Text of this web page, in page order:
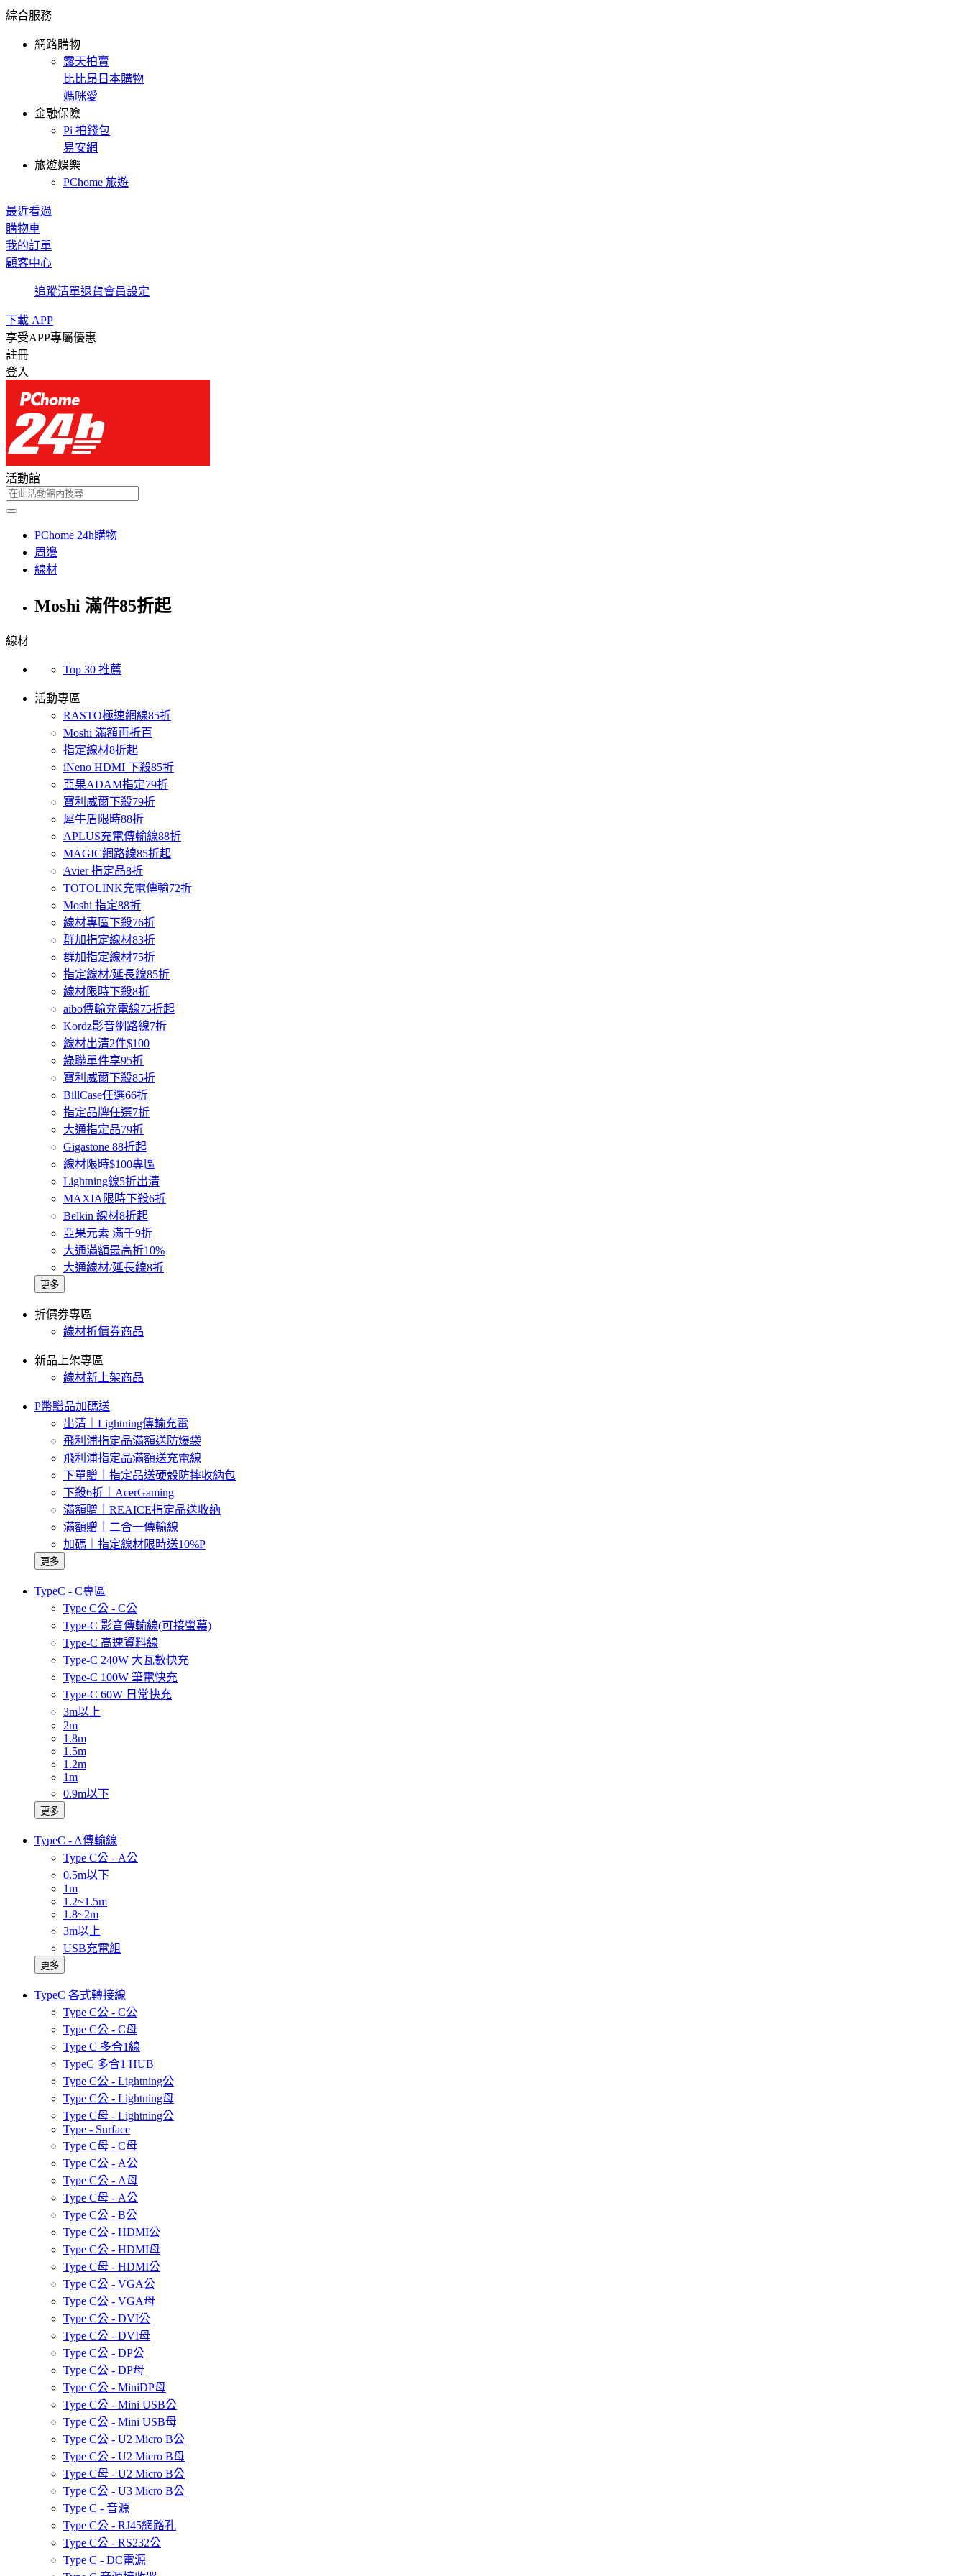
綜合服務
網路購物
露天拍賣
比比昂日本購物
媽咪愛
金融保險
Pi 拍錢包
易安網
旅遊娛樂
PChome 旅遊
最近看過
購物車
我的訂單
顧客中心
追蹤清單退貨會員設定
下載 APP
享受APP專屬優惠
註冊
登入
活動館
PChome 24h購物
周邊
線材
Moshi 滿件85折起
線材
Top 30 推薦
活動專區
RASTO極速網線85折
Moshi 滿額再折百
指定線材8折起
iNeno HDMI 下殺85折
亞果ADAM指定79折
寶利威爾下殺79折
犀牛盾限時88折
APLUS充電傳輸線88折
MAGIC網路線85折起
Avier 指定品8折
TOTOLINK充電傳輸72折
Moshi 指定88折
線材專區下殺76折
群加指定線材83折
群加指定線材75折
指定線材/延長線85折
線材限時下殺8折
aibo傳輸充電線75折起
Kordz影音網路線7折
線材出清2件$100
綠聯單件享95折
寶利威爾下殺85折
BillCase任選66折
指定品牌任選7折
大通指定品79折
Gigastone 88折起
線材限時$100專區
Lightning線5折出清
MAXIA限時下殺6折
Belkin 線材8折起
亞果元素 滿千9折
大通滿額最高折10%
大通線材/延長線8折
更多
折價券專區
線材折價券商品
新品上架專區
線材新上架商品
P幣贈品加碼送
出清｜Lightning傳輸充電
飛利浦指定品滿額送防爆袋
飛利浦指定品滿額送充電線
下單贈｜指定品送硬殼防摔收納包
下殺6折｜AcerGaming
滿額贈｜REAICE指定品送收納
滿額贈｜二合一傳輸線
加碼｜指定線材限時送10%P
更多
TypeC - C專區
Type C公 - C公
Type-C 影音傳輸線(可接螢幕)
Type-C 高速資料線
Type-C 240W 大瓦數快充
Type-C 100W 筆電快充
Type-C 60W 日常快充
3m以上
2m
1.8m
1.5m
1.2m
1m
0.9m以下
更多
TypeC - A傳輸線
Type C公 - A公
0.5m以下
1m
1.2~1.5m
1.8~2m
3m以上
USB充電組
更多
TypeC 各式轉接線
Type C公 - C公
Type C公 - C母
Type C 多合1線
TypeC 多合1 HUB
Type C公 - Lightning公
Type C公 - Lightning母
Type C母 - Lightning公
Type - Surface
Type C母 - C母
Type C公 - A公
Type C公 - A母
Type C母 - A公
Type C公 - B公
Type C公 - HDMI公
Type C公 - HDMI母
Type C母 - HDMI公
Type C公 - VGA公
Type C公 - VGA母
Type C公 - DVI公
Type C公 - DVI母
Type C公 - DP公
Type C公 - DP母
Type C公 - MiniDP母
Type C公 - Mini USB公
Type C公 - Mini USB母
Type C公 - U2 Micro B公
Type C公 - U2 Micro B母
Type C母 - U2 Micro B公
Type C公 - U3 Micro B公
Type C - 音源
Type C公 - RJ45網路孔
Type C公 - RS232公
Type C - DC電源